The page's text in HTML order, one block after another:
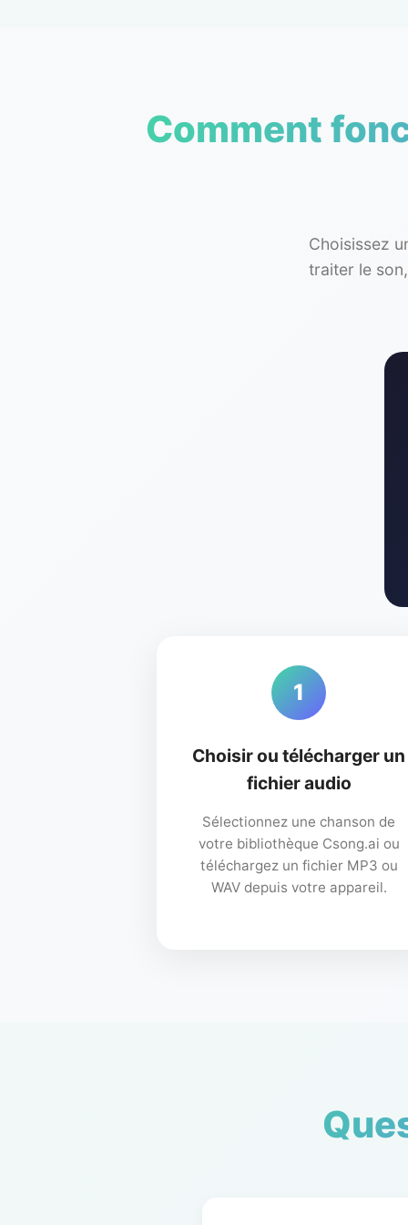
Comment
Choisissez
traiter le
1
Choisir ou télécharger un
fichier audio
Sélectionnez une chanson de
votre bibliothèque Csong.ai ou
téléchargez un fichier MP3 ou
WAV depuis votre appareil.